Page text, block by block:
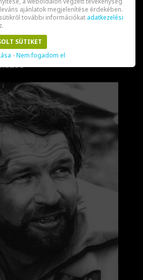
További hírek »
ajánlatok megjelenítése érdekében.
további információkat adatkezelési
SÜTIKET
-Nem fogadom el